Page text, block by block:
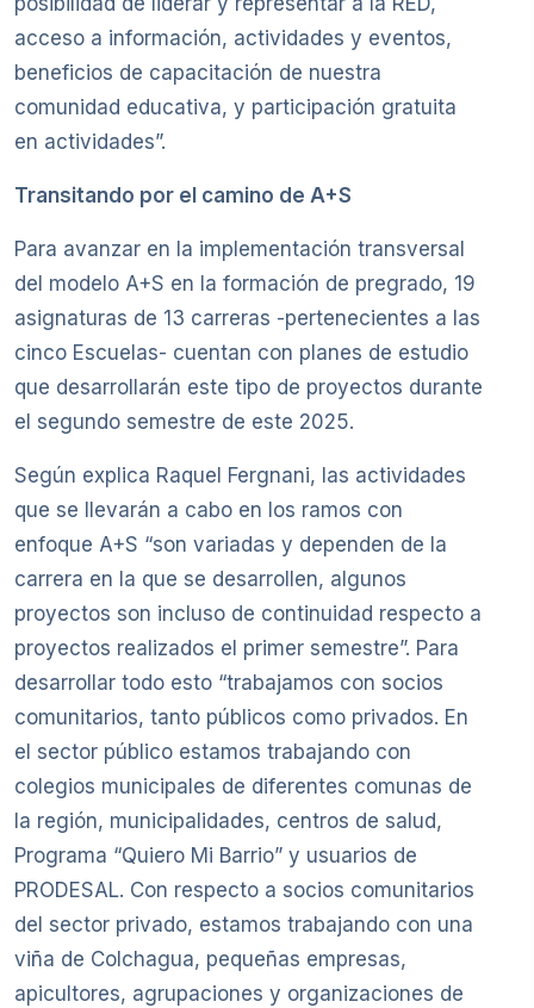
acceso a información, actividades y eventos,
beneficios de capacitación de nuestra
comunidad educativa, y participación gratuita
en actividades”.
Transitando por el camino de A+S
Para avanzar en la implementación transversal
del modelo A+S en la formación de pregrado, 19
asignaturas de 13 carreras -pertenecientes a las
cinco Escuelas- cuentan con planes de estudio
que desarrollarán este tipo de proyectos durante
el segundo semestre de este 2025.
Según explica Raquel Fergnani, las actividades
que se llevarán a cabo en los ramos con
enfoque A+S “son variadas y dependen de la
carrera en la que se desarrollen, algunos
proyectos son incluso de continuidad respecto a
proyectos realizados el primer semestre”. Para
desarrollar todo esto “trabajamos con socios
comunitarios, tanto públicos como privados. En
el sector público estamos trabajando con
colegios municipales de diferentes comunas de
la región, municipalidades, centros de salud,
Programa “Quiero Mi Barrio” y usuarios de
PRODESAL. Con respecto a socios comunitarios
del sector privado, estamos trabajando con una
viña de Colchagua, pequeñas empresas,
apicultores, agrupaciones y organizaciones de